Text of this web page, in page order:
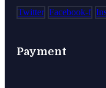
Twitter Facebook-f
Payment